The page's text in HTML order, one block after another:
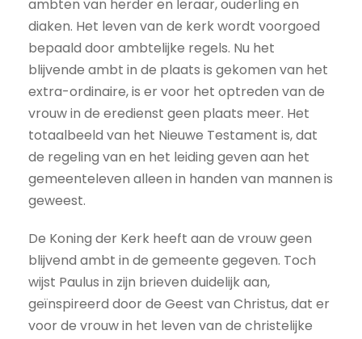
ambten van herder en leraar, ouderling en
diaken. Het leven van de kerk wordt voorgoed
bepaald door ambtelijke regels. Nu het
blijvende ambt in de plaats is gekomen van het
extra-ordinaire, is er voor het optreden van de
vrouw in de eredienst geen plaats meer. Het
totaalbeeld van het Nieuwe Testament is, dat
de regeling van en het leiding geven aan het
gemeenteleven alleen in handen van mannen is
geweest.
De Koning der Kerk heeft aan de vrouw geen
blijvend ambt in de gemeente gegeven. Toch
wijst Paulus in zijn brieven duidelijk aan,
geïnspireerd door de Geest van Christus, dat er
voor de vrouw in het leven van de christelijke